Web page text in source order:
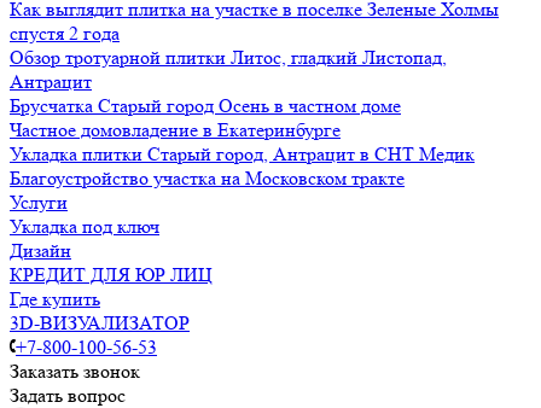
Как выглядит плитка на участке в поселке Зеленые Холмы
спустя 2 года
Обзор тротуарной плитки Литос, гладкий Листопад,
Антрацит
Брусчатка Старый город Осень в частном доме
Частное домовладение в Екатеринбурге
Укладка плитки Старый город, Антрацит в СНТ Медик
Благоустройство участка на Московском тракте
Услуги
Укладка под ключ
Дизайн
КРЕДИТ ДЛЯ ЮР ЛИЦ
Где купить
3D-ВИЗУАЛИЗАТОР
+7-800-100-56-53
Заказать звонок
Задать вопрос